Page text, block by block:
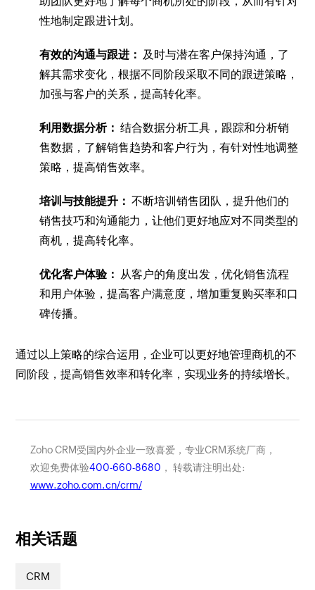
性地制定跟进计划。
有效的沟通与跟进： 及时与潜在客户保持沟通，了
解其需求变化，根据不同阶段采取不同的跟进策略，
加强与客户的关系，提高转化率。
利用数据分析： 结合数据分析工具，跟踪和分析销
售数据，了解销售趋势和客户行为，有针对性地调整
策略，提高销售效率。
培训与技能提升： 不断培训销售团队，提升他们的
销售技巧和沟通能力，让他们更好地应对不同类型的
商机，提高转化率。
优化客户体验： 从客户的角度出发，优化销售流程
和用户体验，提高客户满意度，增加重复购买率和口
碑传播。
通过以上策略的综合运用，企业可以更好地管理商机的不
同阶段，提高销售效率和转化率，实现业务的持续增长。
Zoho CRM受国内外企业一致喜爱，专业CRM系统厂商，
欢迎免费体验400-660-8680 ， 转载请注明出处:
www.zoho.com.cn/crm/
相关话题
CRM